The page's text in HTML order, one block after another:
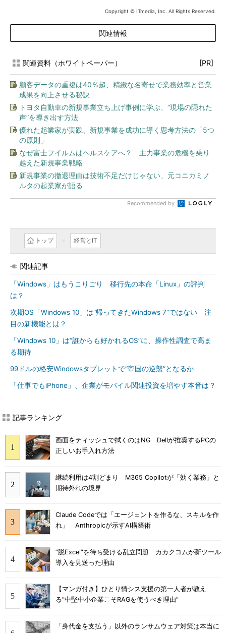
Copyright © ITmedia, Inc. All Rights Reserved.
関連情報
関連資料（ホワイトペーパー） [PR]
顧客データの重複は40％超、精緻な名寄せで業務効率と営業
成果を向上させる秘訣
トヨタ自動車の新規事業立ち上げ事例に学ぶ、“現場の隠れた
声”を導き出す方法
優れた起業家が実践、新規事業を成功に導く思考方法の「5つ
の原則」
なぜ富士フイルムはヘルスケアへ？ 主力事業の危機を乗り
越えた新規事業戦略
新規事業の撤退理由は技術不足だけじゃない、元コニカミノ
ルタの起業家が語る
Recommended by
トップ 経営とIT
関連記事
「Windows」はもうこりごり 移行先の本命「Linux」の評判
は？
次期OS「Windows 10」は“帰ってきたWindows 7”ではない 注
目の新機能とは？
「Windows 10」は“誰からも好かれるOS”に、操作性調査で高ま
る期待
99ドルの格安Windowsタブレットで“帝国の逆襲”となるか
「仕事でもiPhone」、企業がモバイル関連投資を増やす本音は？
記事ランキング
画面をティッシュで拭くのはNG Dellが推奨するPCの
正しいお手入れ方法
継続利用は4割どまり M365 Copilotが「効く業務」と
期待外れの境界
Claude Codeでは「エージェントを作るな、スキルを作
れ」 Anthropicが示すAI構築術
“脱Excel”を待ち受ける乱立問題 カカクコムが新ツール
導入を見送った理由
【マンガ付き】ひとり情シス支援の第一人者が教え
る”中堅中小企業こそRAGを使うべき理由”
「身代金を支払う」以外のランサムウェア対策は本当に